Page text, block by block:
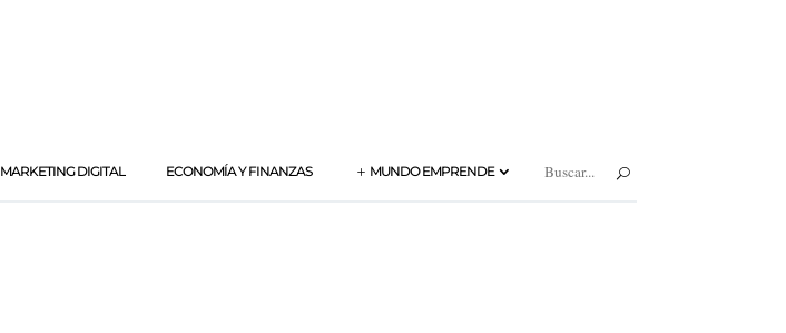
MARKETING DIGITAL ECONOMÍA Y FINANZAS MUNDO EMPRENDE BUSCAR: